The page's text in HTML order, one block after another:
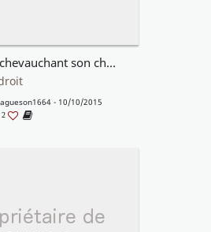
Requiem chevauchant son cheval fantôme
- 10/10/2015
2